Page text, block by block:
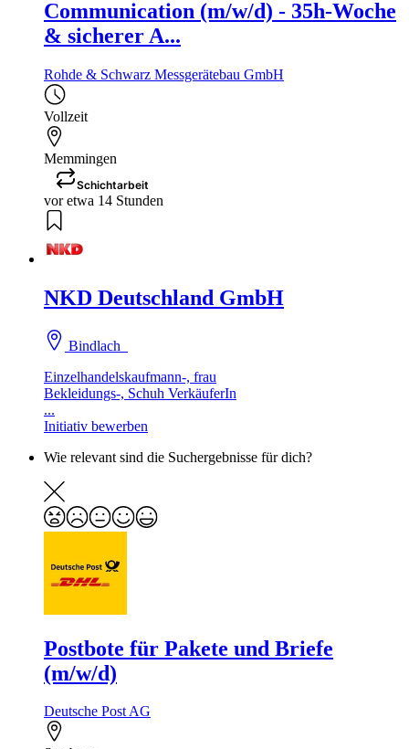
Communication (m/w/d) - 35h-Woche
& sicherer A...
Rohde & Schwarz Messgerätebau GmbH
Vollzeit
Memmingen
Schichtarbeit
vor etwa 14 Stunden
NKD Deutschland GmbH
Bindlach
Einzelhandelskaufmann-, frau
Bekleidungs-, Schuh VerkäuferIn
...
Initiativ bewerben
Wie relevant sind die Suchergebnisse für dich?
Postbote für Pakete und Briefe
(m/w/d)
Deutsche Post AG